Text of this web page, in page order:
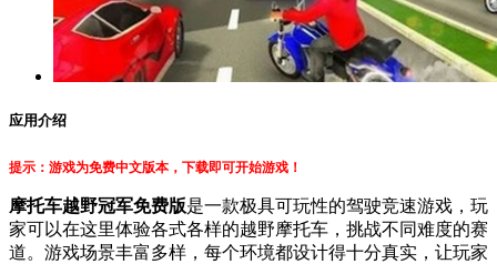
应用介绍
提示：游戏为免费中文版本，下载即可开始游戏！
摩托车越野冠军免费版是一款极具可玩性的驾驶竞速游戏，玩
家可以在这里体验各式各样的越野摩托车，挑战不同难度的赛
道。游戏场景丰富多样，每个环境都设计得十分真实，让玩家